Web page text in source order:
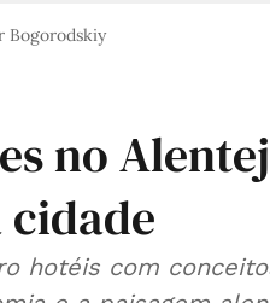
Bogorodskiy
no
cidade
hotéis com